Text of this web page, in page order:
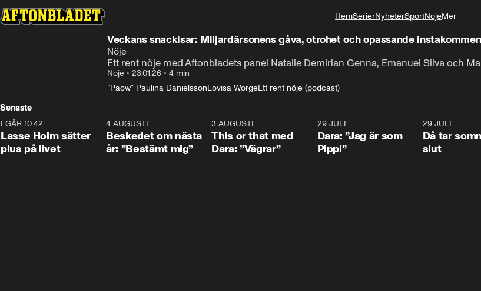
HemSerierNyheterSportNöjeMer
Livsstil
Veckans snackisar: Miljardärsonens gåva, otrohet och opassande
Nöje
Ett rent nöje med Aftonbladets panel Natalie Demirian Genna, Emanuel Silva och
Nöje • 23.01.26 • 4 min
”Paow” Paulina DanielssonLovisa WorgeEtt rent nöje (podcast)
Senaste
1:04
I GÅR 10:42
Lasse Holm sätter
plus på livet
0:24
4 AUGUSTI
Beskedet om nästa
år: ”Bestämt mig”
3 AUGUSTI
This or that med
Dara: ”Vägrar”
29 JULI
Dara: ”Jag är som
Pippi”
29 JULI
Då tar
slut